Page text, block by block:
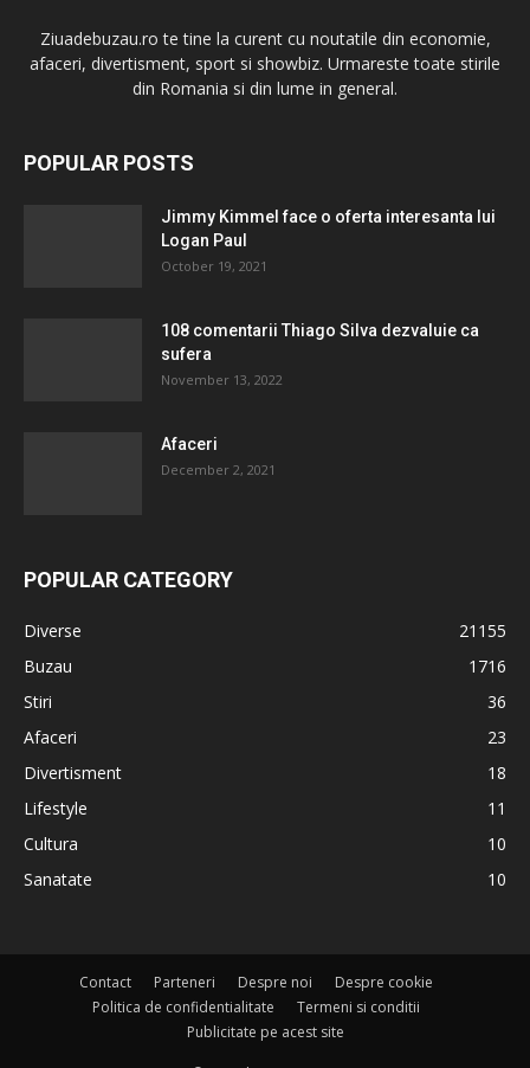
Ziuadebuzau.ro te tine la curent cu noutatile din economie,
afaceri, divertisment, sport si showbiz. Urmareste toate stirile
din Romania si din lume in general.
POPULAR POSTS
Jimmy Kimmel face o oferta interesanta lui
Logan Paul
October 19, 2021
108 comentarii Thiago Silva dezvaluie ca
sufera
November 13, 2022
Afaceri
December 2, 2021
POPULAR CATEGORY
Diverse
21155
Buzau
1716
Stiri
36
Afaceri
23
Divertisment
18
Lifestyle
11
Cultura
10
Sanatate
10
Contact Parteneri Despre noi
Despre cookie
Politica de confidentialitate
Termeni si conditii
Publicitate pe acest site